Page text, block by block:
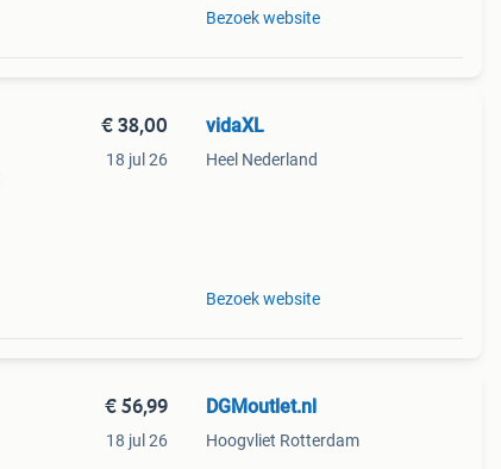
Bezoek website
€ 38,00
18 jul 26
vidaXL
Heel Nederland
Bezoek website
€ 56,99
18 jul 26
DGMoutlet.nl
Hoogvliet Rotterdam